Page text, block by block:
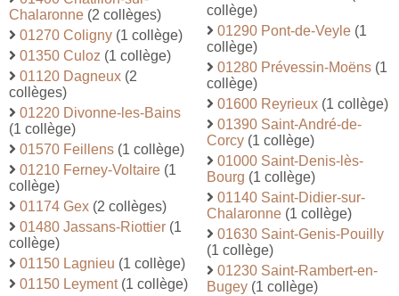
Chalaronne (2 collèges)
01270 Coligny (1 collège)
01350 Culoz (1 collège)
01120 Dagneux (2
collèges)
01220 Divonne-les-Bains
(1 collège)
01570 Feillens (1 collège)
01210 Ferney-Voltaire (1
collège)
01174 Gex (2 collèges)
01480 Jassans-Riottier (1
collège)
01150 Lagnieu (1 collège)
01150 Leyment(1 collège)
collège)
01290 Pont-de-Veyle (1
collège)
01280 Prévessin-Moëns (1
collège)
01600 Reyrieux (1 collège)
01390 Saint-André-de-
Corcy (1 collège)
01000 Saint-Denis-lès-
Bourg (1 collège)
01140 Saint-Didier-sur-
Chalaronne (1 collège)
01630 Saint-Genis-Pouilly
(1 collège)
01230 Saint-Rambert-en-
Bugey (1 collège)